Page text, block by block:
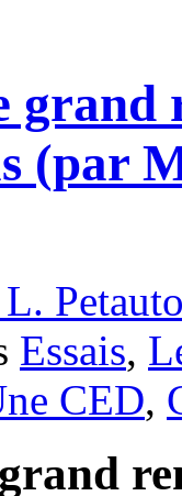
grand
(par
Essais,
CED,